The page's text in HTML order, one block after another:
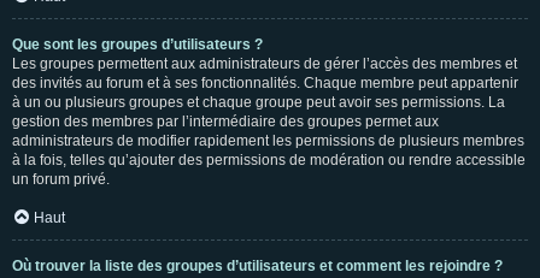
Que sont les groupes d’utilisateurs ?
Les groupes permettent aux administrateurs de gérer l’accès des membres et
des invités au forum et à ses fonctionnalités. Chaque membre peut appartenir
à un ou plusieurs groupes et chaque groupe peut avoir ses permissions. La
gestion des membres par l’intermédiaire des groupes permet aux
administrateurs de modifier rapidement les permissions de plusieurs membres
à la fois, telles qu’ajouter des permissions de modération ou rendre accessible
un forum privé.
Haut
Où trouver la liste des groupes d’utilisateurs et comment les rejoindre ?